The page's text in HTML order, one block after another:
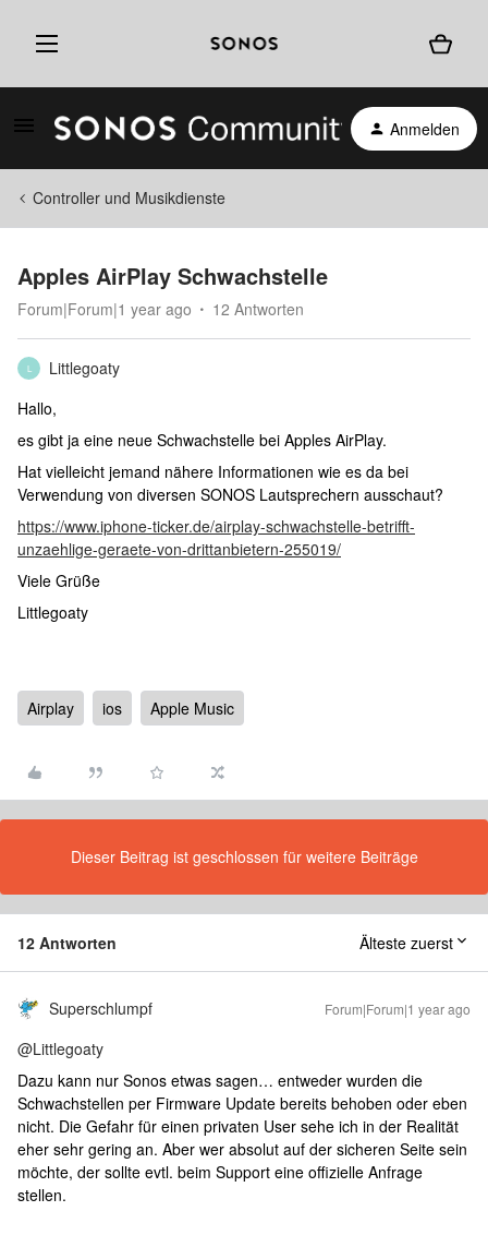
Anmelden
Controller und Musikdienste
Apples AirPlay Schwachstelle
Forum|Forum|1 year ago 12 Antworten
L
Littlegoaty
Hallo,
es gibt ja eine neue Schwachstelle bei Apples AirPlay.
Hat vielleicht jemand nähere Informationen wie es da bei
Verwendung von diversen SONOS Lautsprechern ausschaut?
https://www.iphone-ticker.de/airplay-schwachstelle-betrifft-
unzaehlige-geraete-von-drittanbietern-255019/
Viele Grüße
Littlegoaty
Airplay ios Apple Music
Dieser Beitrag ist geschlossen für weitere Beiträge
12 Antworten Älteste zuerst
Superschlumpf Forum|Forum|1 year ago
@Littlegoaty
Dazu kann nur Sonos etwas sagen… entweder wurden die
Schwachstellen per Firmware Update bereits behoben oder eben
nicht. Die Gefahr für einen privaten User sehe ich in der Realität
eher sehr gering an. Aber wer absolut auf der sicheren Seite sein
möchte, der sollte evtl. beim Support eine offizielle Anfrage
stellen.